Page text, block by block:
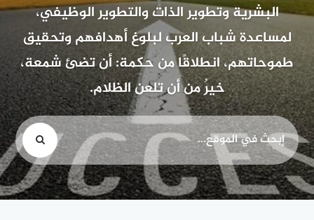
البشرية وتطوير الذات والتطوير الوظيفي،
لمساعدة شباب العرب لبلوغ أهدافهم وتحقيق
طموحاتهم، انطلاقًا من حكمة: أن تضئ شمعة،
خيرٌ من أن تلعن الظلام.